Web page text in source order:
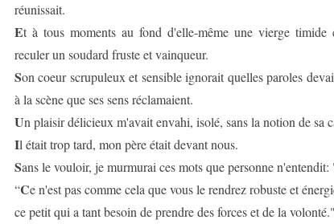
réunissait.
Et à tous moments au fond d'elle-même une vierge
reculer un soudard fruste et vainqueur.
Son coeur scrupuleux et sensible ignorait quelles paroles
à la scène que ses sens réclamaient.
Un plaisir délicieux m'avait envahi, isolé, sans la notion de sa
Il était trop tard, mon père était devant nous.
Sans le vouloir, je murmurai ces mots que personne
“Ce n'est pas comme cela que vous le rendrez robuste et
ce petit qui a tant besoin de prendre des forces et de la volonté."